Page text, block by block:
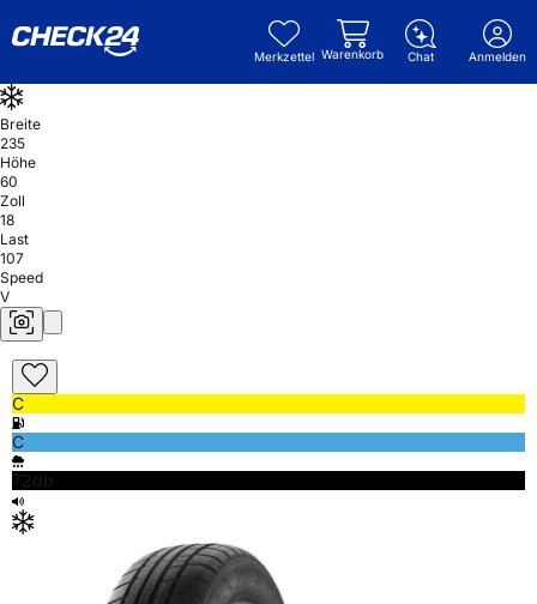
Merkzettel Warenkorb Chat Anmelden
Breite
235
Höhe
60
Zoll
18
Last
107
Speed
V
C
C
72db